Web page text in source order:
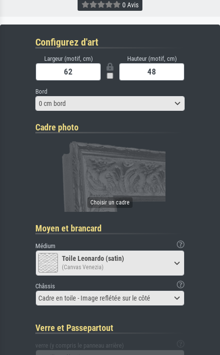
0 Avis
Configurez d'art
Largeur (motif, cm) Hauteur (motif, cm)
Bord
0 cm bord
Cadre photo
Moyen et brancard
Médium
Toile Leonardo (satin)
(Canvas Venezia)
Châssis
Cadre en toile - Image reflétée sur le côté
Verre et Passepartout
verre (y compris le panneau arrière)